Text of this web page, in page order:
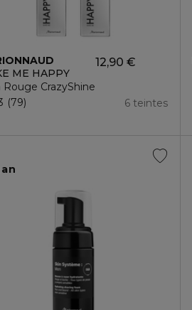
ME HAPPY
Rouge CrazyShine
12,90 €
6 teintes
79